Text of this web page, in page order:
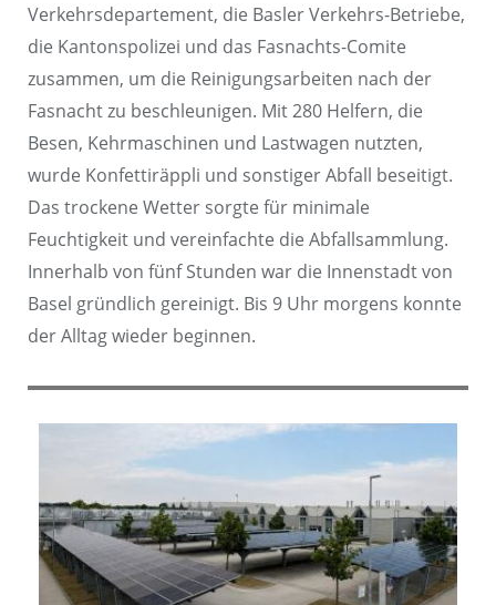
Verkehrsdepartement, die Basler Verkehrs-Betriebe,
die Kantonspolizei und das Fasnachts-Comite
zusammen, um die Reinigungsarbeiten nach der
Fasnacht zu beschleunigen. Mit 280 Helfern, die
Besen, Kehrmaschinen und Lastwagen nutzten,
wurde Konfettiräppli und sonstiger Abfall beseitigt.
Das trockene Wetter sorgte für minimale
Feuchtigkeit und vereinfachte die Abfallsammlung.
Innerhalb von fünf Stunden war die Innenstadt von
Basel gründlich gereinigt. Bis 9 Uhr morgens konnte
der Alltag wieder beginnen.